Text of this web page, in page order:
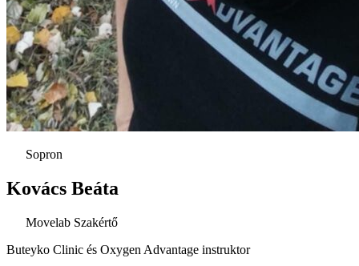
Sopron
Kovács Beáta
Movelab Szakértő
Buteyko Clinic és Oxygen Advantage instruktor